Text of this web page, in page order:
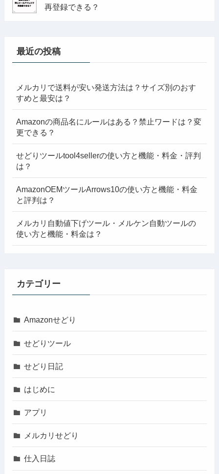
再登録できる？
最近の投稿
メルカリで送料が安い発送方法は？サイズ別のおす
すめと最安は？
Amazonの商品名にルールはある？禁止ワードは？変
更できる？
せどりツールtool4sellerの使い方と機能・料金・評判
は？
AmazonOEMツールArrows10の使い方と機能・料金
と評判は？
メルカリ自動値下げツール・メルケン自動ツールの
使い方と機能・料金は？
カテゴリー
Amazonせどり
せどりツール
せどり日記
はじめに
アプリ
メルカリせどり
仕入日誌